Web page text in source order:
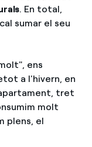
. En total,
sumar el seu
ens
a l'hivern, en
tret
molt
plens, el